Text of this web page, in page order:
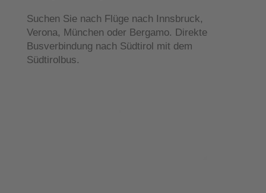
Suchen Sie nach Flüge nach Innsbruck,
Verona, München oder Bergamo. Direkte
Busverbindung nach Südtirol mit dem
Südtirolbus.